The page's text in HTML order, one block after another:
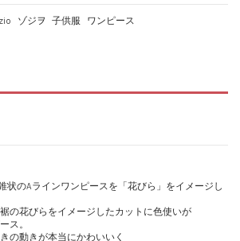
ゾジヲ 子供服 ワンピース
状のAラインワンピースを「花びら」をイメージし
の花びらをイメージしたカットに色使いが
ス。
の動きが本当にかわいいく